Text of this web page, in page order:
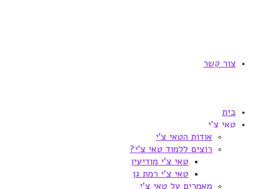
צור קשר
בית
טאי צ'י
אודות הטאי צ'י
רוצים ללמוד טאי צ'י?
טאי צ'י מודיעין
טאי צ'י רמת גן
מאמרים על טאי צ'י